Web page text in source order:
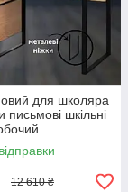
для школяра
шкільні
для ноутбука
з
12 610 ₴